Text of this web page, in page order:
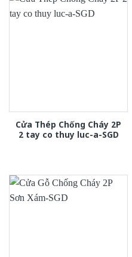
Cửa Thép Chống Cháy 2P
2 tay co thuy luc-a-SGD